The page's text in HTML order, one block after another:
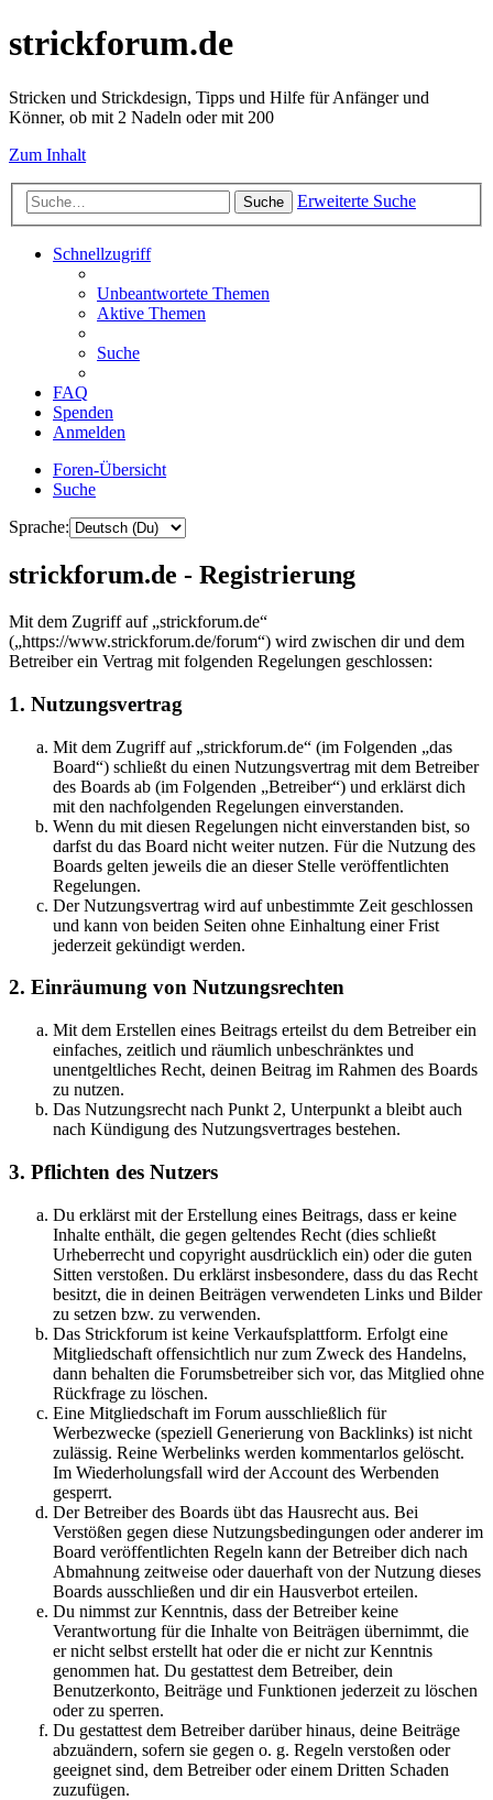
strickforum.de
Stricken und Strickdesign, Tipps und Hilfe für Anfänger und
Könner, ob mit 2 Nadeln oder mit 200
Zum Inhalt
Suche Erweiterte Suche
Schnellzugriff
Unbeantwortete Themen
Aktive Themen
Suche
FAQ
Spenden
Anmelden
Foren-Übersicht
Suche
Sprache:
strickforum.de - Registrierung
Mit dem Zugriff auf „strickforum.de“
(„https://www.strickforum.de/forum“) wird zwischen dir und dem
Betreiber ein Vertrag mit folgenden Regelungen geschlossen:
1. Nutzungsvertrag
Mit dem Zugriff auf „strickforum.de“ (im Folgenden „das
Board“) schließt du einen Nutzungsvertrag mit dem Betreiber
des Boards ab (im Folgenden „Betreiber“) und erklärst dich
mit den nachfolgenden Regelungen einverstanden.
Wenn du mit diesen Regelungen nicht einverstanden bist, so
darfst du das Board nicht weiter nutzen. Für die Nutzung des
Boards gelten jeweils die an dieser Stelle veröffentlichten
Regelungen.
Der Nutzungsvertrag wird auf unbestimmte Zeit geschlossen
und kann von beiden Seiten ohne Einhaltung einer Frist
jederzeit gekündigt werden.
2. Einräumung von Nutzungsrechten
Mit dem Erstellen eines Beitrags erteilst du dem Betreiber ein
einfaches, zeitlich und räumlich unbeschränktes und
unentgeltliches Recht, deinen Beitrag im Rahmen des Boards
zu nutzen.
Das Nutzungsrecht nach Punkt 2, Unterpunkt a bleibt auch
nach Kündigung des Nutzungsvertrages bestehen.
3. Pflichten des Nutzers
Du erklärst mit der Erstellung eines Beitrags, dass er keine
Inhalte enthält, die gegen geltendes Recht (dies schließt
Urheberrecht und copyright ausdrücklich ein) oder die guten
Sitten verstoßen. Du erklärst insbesondere, dass du das Recht
besitzt, die in deinen Beiträgen verwendeten Links und Bilder
zu setzen bzw. zu verwenden.
Das Strickforum ist keine Verkaufsplattform. Erfolgt eine
Mitgliedschaft offensichtlich nur zum Zweck des Handelns,
dann behalten die Forumsbetreiber sich vor, das Mitglied ohne
Rückfrage zu löschen.
Eine Mitgliedschaft im Forum ausschließlich für
Werbezwecke (speziell Generierung von Backlinks) ist nicht
zulässig. Reine Werbelinks werden kommentarlos gelöscht.
Im Wiederholungsfall wird der Account des Werbenden
gesperrt.
Der Betreiber des Boards übt das Hausrecht aus. Bei
Verstößen gegen diese Nutzungsbedingungen oder anderer im
Board veröffentlichten Regeln kann der Betreiber dich nach
Abmahnung zeitweise oder dauerhaft von der Nutzung dieses
Boards ausschließen und dir ein Hausverbot erteilen.
Du nimmst zur Kenntnis, dass der Betreiber keine
Verantwortung für die Inhalte von Beiträgen übernimmt, die
er nicht selbst erstellt hat oder die er nicht zur Kenntnis
genommen hat. Du gestattest dem Betreiber, dein
Benutzerkonto, Beiträge und Funktionen jederzeit zu löschen
oder zu sperren.
Du gestattest dem Betreiber darüber hinaus, deine Beiträge
abzuändern, sofern sie gegen o. g. Regeln verstoßen oder
geeignet sind, dem Betreiber oder einem Dritten Schaden
zuzufügen.